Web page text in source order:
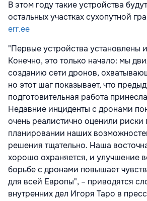
В этом году такие устройства
остальных участках сухопутной
err.ee
"Первые устройства установлены
Конечно, это только начало: мы
созданию сети дронов,
но этот шаг показывает, что
подготовительная работа
Недавние инциденты с дронами
очень реалистично оценили риски
планировании наших
решения тщательно. Наша
хорошо охраняется, и улучшение
борьбе с дронами повышает
для всей Европы", – приводятся
внутренних дел Игоря Таро в